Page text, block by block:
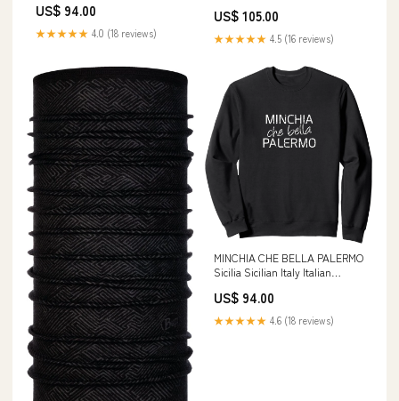
US$ 94.00
★★★★★ 4.0 (18 reviews)
US$ 105.00
★★★★★ 4.5 (16 reviews)
MINCHIA CHE BELLA PALERMO
Sicilia Sicilian Italy Italian
US$ 94.00
★★★★★ 4.6 (18 reviews)